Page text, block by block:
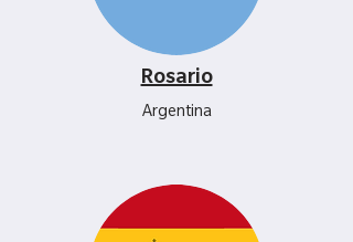
Rosario
Argentina